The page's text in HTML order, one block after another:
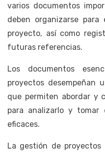
varios documentos
deben organizarse
proyecto, así como
futuras referencias.
Los documentos
proyectos desempeñan
que permiten abordar y
para analizarlo y tomar
eficaces.
La gestión de